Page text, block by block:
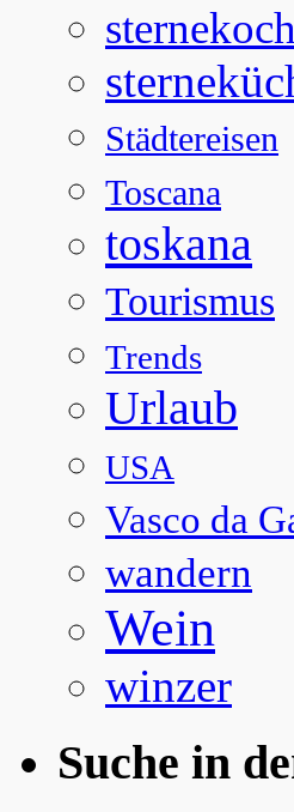
sternekoch
Städtereisen
Toscana
toskana
Tourismus
Trends
Urlaub
USA
Vasco da
wandern
Wein
winzer
Suche in